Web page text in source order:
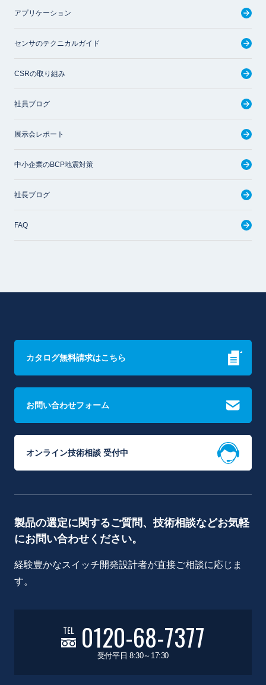
アプリケーション
センサのテクニカルガイド
CSRの取り組み
社員ブログ
展示会レポート
中小企業のBCP地震対策
社長ブログ
FAQ
カタログ無料請求はこちら
お問い合わせフォーム
オンライン技術相談 受付中
製品の選定に関するご質問、技術相談などお気軽
にお問い合わせください。
経験豊かなスイッチ開発設計者が直接ご相談に応じま
す。
TEL 0120-68-7377
受付平日 8:30～17:30